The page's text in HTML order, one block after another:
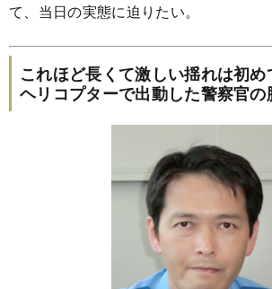
て、当日の実態に迫りたい。
これほど長くて激しい揺れは初
ヘリコプターで出動した警察官の